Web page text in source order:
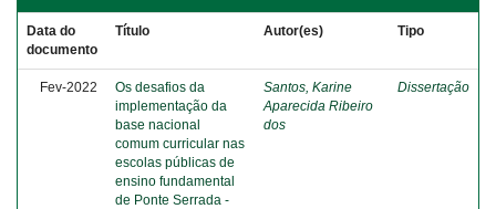
Data do
documento
Título Autor(es) Tipo
Fev-2022
Os desafios da
implementação da
base nacional
comum curricular nas
escolas públicas de
ensino fundamental
de Ponte Serrada -
Santos, Karine
Aparecida Ribeiro
dos
Dissertação